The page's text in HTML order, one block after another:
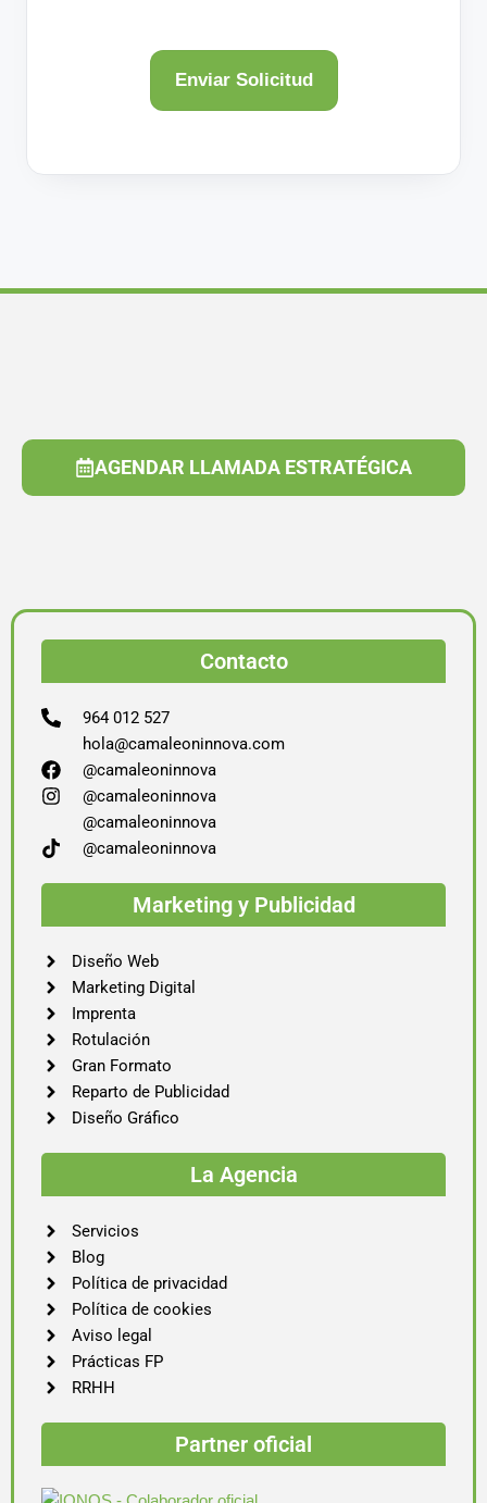
AGENDAR LLAMADA ESTRATÉGICA
Contacto
964 012 527
hola@camaleoninnova.com
@camaleoninnova
@camaleoninnova
@camaleoninnova
@camaleoninnova
Marketing y Publicidad
Diseño Web
Marketing Digital
Imprenta
Rotulación
Gran Formato
Reparto de Publicidad
Diseño Gráfico
La Agencia
Servicios
Blog
Política de privacidad
Política de cookies
Aviso legal
Prácticas FP
RRHH
Partner oficial